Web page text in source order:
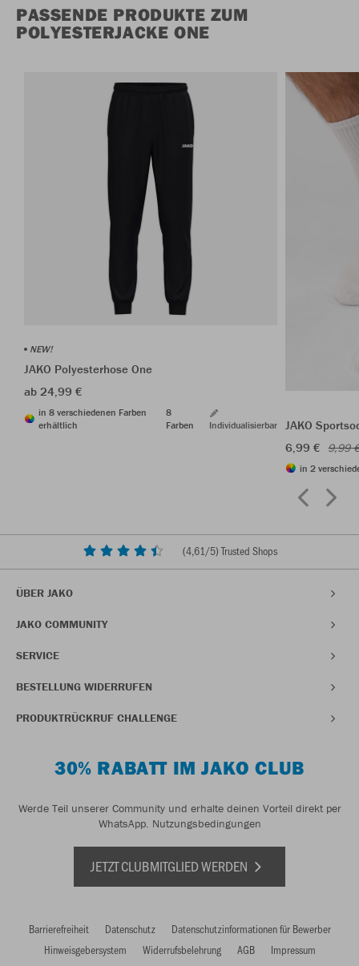
PASSENDE PRODUKTE ZUM
POLYESTERJACKE ONE
NEW!
JAKO Polyesterhose One
ab 24,99 €
in 8 verschiedenen Farben
erhältlich
8
Farben
Individualisierbar
JAKO
6,99 € 9,99
in 2
(4,61/5) Trusted Shops
ÜBER JAKO
JAKO COMMUNITY
SERVICE
BESTELLUNG WIDERRUFEN
PRODUKTRÜCKRUF CHALLENGE
30% RABATT IM JAKO CLUB
Werde Teil unserer Community und erhalte deinen Vorteil direkt per
WhatsApp. Nutzungsbedingungen
JETZT CLUBMITGLIED WERDEN
Barrierefreiheit Datenschutz
Datenschutzinformationen für Bewerber
Hinweisgebersystem
Widerrufsbelehrung AGB Impressum